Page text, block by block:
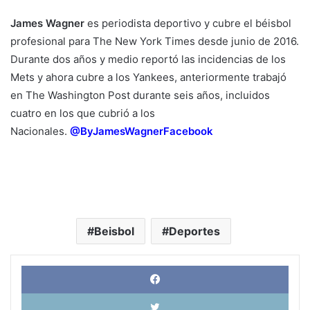
James Wagner es periodista deportivo y cubre el béisbol
profesional para The New York Times desde junio de 2016.
Durante dos años y medio reportó las incidencias de los
Mets y ahora cubre a los Yankees, anteriormente trabajó
en The Washington Post durante seis años, incluidos
cuatro en los que cubrió a los
Nacionales. @ByJamesWagnerFacebook
Beisbol Deportes
X